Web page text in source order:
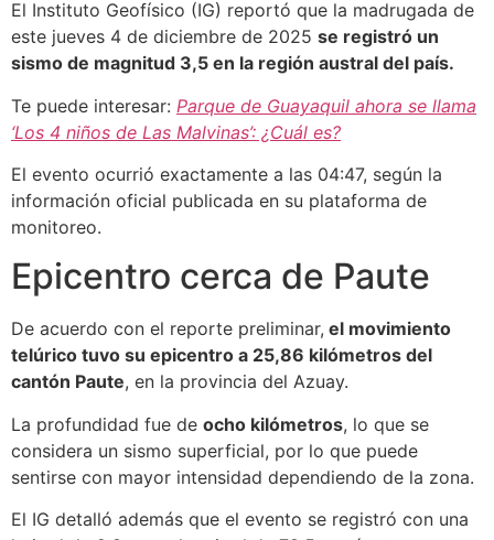
El Instituto Geofísico (IG) reportó que la madrugada de
este jueves 4 de diciembre de 2025 se registró un
sismo de magnitud 3,5 en la región austral del país.
Te puede interesar: Parque de Guayaquil ahora se llama
‘Los 4 niños de Las Malvinas’: ¿Cuál es?
El evento ocurrió exactamente a las 04:47, según la
información oficial publicada en su plataforma de
monitoreo.
Epicentro cerca de Paute
De acuerdo con el reporte preliminar, el movimiento
telúrico tuvo su epicentro a 25,86 kilómetros del
cantón Paute, en la provincia del Azuay.
La profundidad fue de ocho kilómetros, lo que se
considera un sismo superficial, por lo que puede
sentirse con mayor intensidad dependiendo de la zona.
El IG detalló además que el evento se registró con una